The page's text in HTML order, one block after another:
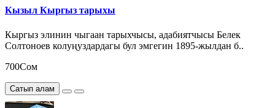
Кызыл Кыргыз тарыхы
Кыргыз элинин чыгаан тарыхчысы, адабиятчысы Белек
Солтоноев колуңуздардагы бул эмгегин 1895-жылдан б..
700Сом
Сатып алам